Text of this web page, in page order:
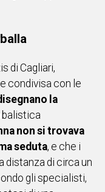
di Cagliari,
condivisa con le
la
balistica
non si trovava
seduta, e che i
distanza di circa un
gli specialisti,